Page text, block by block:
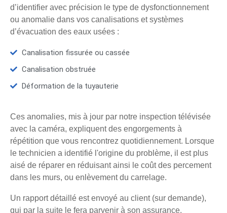
d’identifier avec précision le type de dysfonctionnement
ou anomalie dans vos canalisations et systèmes
d’évacuation des eaux usées :
Canalisation fissurée ou cassée
Canalisation obstruée
Déformation de la tuyauterie
Ces anomalies, mis à jour par notre inspection télévisée
avec la caméra, expliquent des engorgements à
répétition que vous rencontrez quotidiennement. Lorsque
le technicien a identifié l'origine du problème, il est plus
aisé de réparer en réduisant ainsi le coût des percement
dans les murs, ou enlèvement du carrelage.
Un rapport détaillé est envoyé au client (sur demande),
qui par la suite le fera parvenir à son assurance.